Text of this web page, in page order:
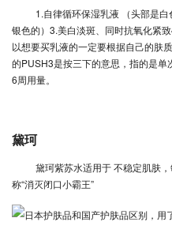
1.自律循环保湿乳液 （头部是
银色的）3.美白淡斑、同时抗氧化紧
以想要买乳液的一定要根据自己的肤
的PUSH3是按三下的意思，指的是
6周用量。
黛珂
黛珂紫苏水适用于 不稳定肌肤
称“消灭闭口小霸王”